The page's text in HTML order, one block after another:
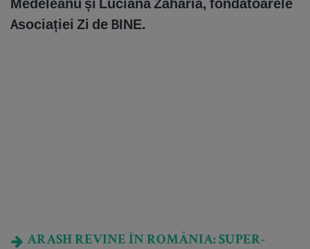
Asociației Zi de BINE.
ARASH REVINE ÎN ROMÂNIA: SUPER-